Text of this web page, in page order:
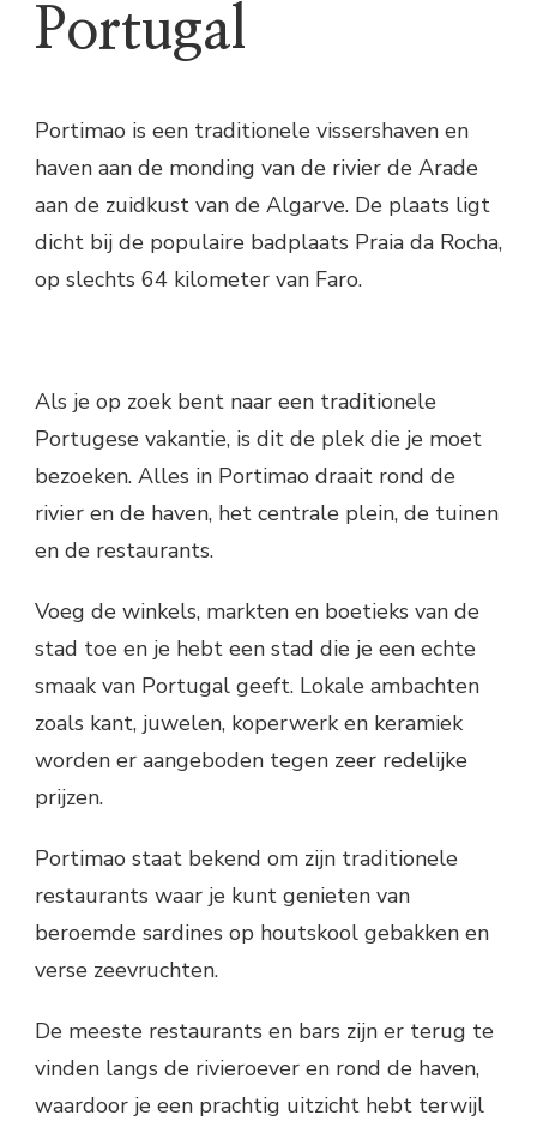
Portugal
Portimao is een traditionele vissershaven en
haven aan de monding van de rivier de Arade
aan de zuidkust van de Algarve. De plaats ligt
dicht bij de populaire badplaats Praia da Rocha,
op slechts 64 kilometer van Faro.
Als je op zoek bent naar een traditionele
Portugese vakantie, is dit de plek die je moet
bezoeken. Alles in Portimao draait rond de
rivier en de haven, het centrale plein, de tuinen
en de restaurants.
Voeg de winkels, markten en boetieks van de
stad toe en je hebt een stad die je een echte
smaak van Portugal geeft. Lokale ambachten
zoals kant, juwelen, koperwerk en keramiek
worden er aangeboden tegen zeer redelijke
prijzen.
Portimao staat bekend om zijn traditionele
restaurants waar je kunt genieten van
beroemde sardines op houtskool gebakken en
verse zeevruchten.
De meeste restaurants en bars zijn er terug te
vinden langs de rivieroever en rond de haven,
waardoor je een prachtig uitzicht hebt terwijl